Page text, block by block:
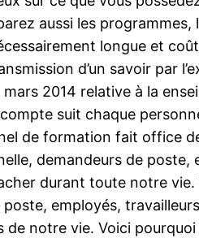
aussi les programmes,
longue et
d’un savoir par
2014 relative à la
suit chaque
de formation fait office
demandeurs de poste,
durant toute notre vie.
employés,
notre vie. Voici